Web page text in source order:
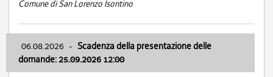
Comune di San Lorenzo Isontino
06.08.2026 - Scadenza della presentazione delle
domande: 25.09.2026 12:00